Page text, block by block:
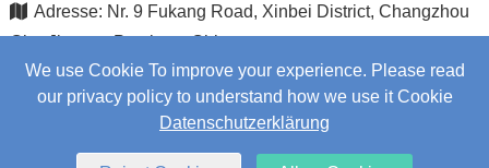
We use Cookie To improve your experience. Please read
our privacy policy to understand how we use it Cookie
Datenschutzerklärung
Adresse: Nr. 9 Fukang Road, Xinbei District, Changzhou
City, Jiangsu Province, China
Copyright © Changzhou Chuangling Machinery Co., Ltd. Alle
Sitemap
Nachrichten RSS XML-Dateien